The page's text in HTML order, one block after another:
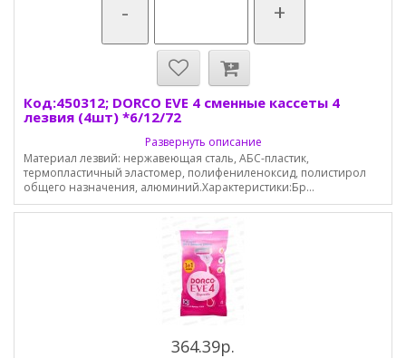
- +
Код:450312; DORCO EVE 4 сменные кассеты 4
лезвия (4шт) *6/12/72
Развернуть описание
Материал лезвий: нержавеющая сталь, АБС-пластик,
термопластичный эластомер, полифениленоксид, полистирол
общего назначения, алюминий.Характеристики:Бр...
364.39р.